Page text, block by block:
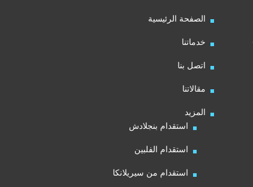
الصفحة الرئيسية
خدماتنا
اتصل بنا
مقالاتنا
المزيد
استقدام بنجلادش
استقدام الفلبين
استقدام من سيريلانكا